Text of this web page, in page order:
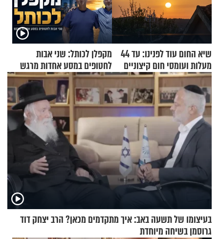
שיא החום עוד לפנינו: עד 44
מעלות ועומסי חום קיצוניים
מקפלן לכותל: שני אבות
לחטופים במסע אחדות מרגש
בעיצומו של תשעה באב: איך מתקדמים מכאן? הרב יצחק דוד
גרוסמן בשיחה מיוחדת